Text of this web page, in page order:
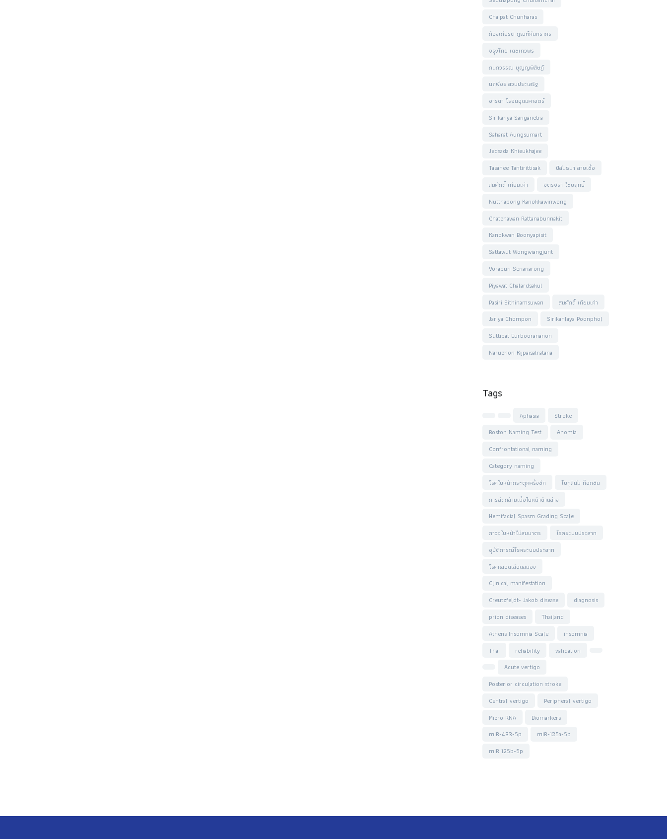
Chaipat Chunharas
ก้องเกียรติ กูณฑ์กันทรากร
จรุงไทย เดชเทวพร
กนกวรรณ บุญญพิสิษฏ์
นฤพัชร สวนประเสริฐ
อารดา โรจนอุดมศาสตร์
Sirikanya Sanganetra
Saharat Aungsumart
Jedsada Khieukhajee
Tasanee Tantirittisak
ปิลันธนา สายเชื้อ
สมศักดิ์ เทียมเก่า
จิตรจิรา ไชยฤทธิ์
Nutthapong Kanokkawinwong
Chatchawan Rattanabunnakit
Kanokwan Boonyapisit
Sattawut Wongwiangjunt
Vorapun Senanarong
Piyawat Chalardsakul
Pasiri Sithinamsuwan
สมศักดิ์ เทียมเก่า
Jariya Chompon
Sirikanlaya Poonphol
Suttipat Eurboorananon
Naruchon Kijpaisalratana
Tags
Aphasia
Stroke
Boston Naming Test
Anomia
Confrontational naming
Category naming
โรคใบหน้ากระตุกครึ่งซีก
โบทูลินัม ท็อกซิน
การฉีดกล้ามเนื้อใบหน้าด้านล่าง
Hemifacial Spasm Grading Scale
ภาวะใบหน้าไม่สมมาตร
โรคระบบประสาท
อุบัติการณ์โรคระบบประสาท
โรคหลอดเลือดสมอง
Clinical manifestation
Creutzfeldt- Jakob disease
diagnosis
prion diseases
Thailand
Athens Insomnia Scale
insomnia
Thai
reliability
validation
Acute vertigo
Posterior circulation stroke
Central vertigo
Peripheral vertigo
Micro RNA
Biomarkers
miR-433-5p
miR-125a-5p
miR 125b-5p